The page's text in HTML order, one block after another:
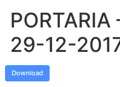
29-12-
Download